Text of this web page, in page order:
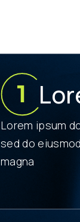
Lorem ipsum
sed do
magna